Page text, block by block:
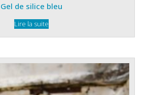
Gel de silice bleu
Lire la suite